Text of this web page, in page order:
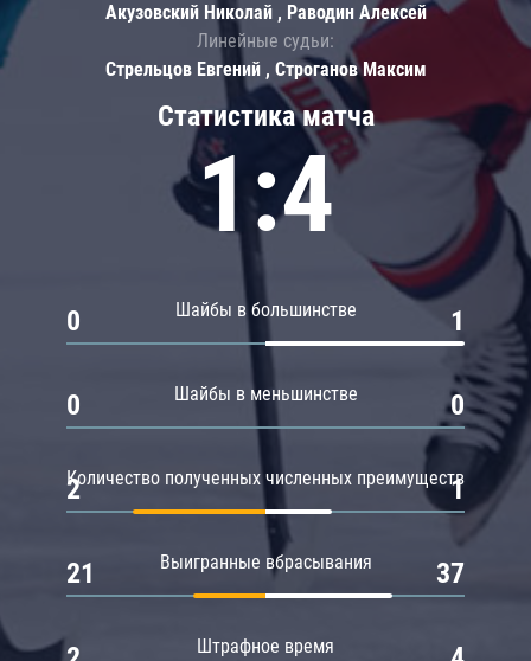
Статистика матча
1:4
Шайбы в большинстве
0 1
Шайбы в меньшинстве
0 0
Количество полученных численных преимуществ
2 1
Выигранные вбрасывания
21 37
Штрафное время
Акузовский Николай , Раводин Алексей
Линейные судьи:
Стрельцов Евгений , Строганов Максим